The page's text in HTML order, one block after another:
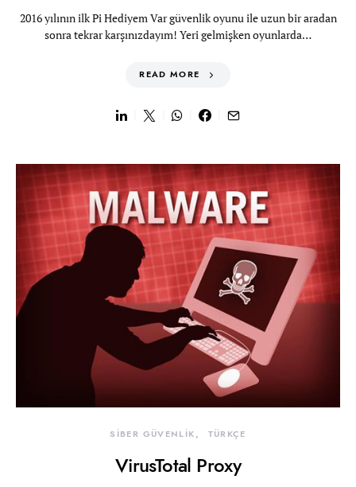
2016 yılının ilk Pi Hediyem Var güvenlik oyunu ile uzun bir aradan
sonra tekrar karşınızdayım! Yeri gelmişken oyunlarda…
READ MORE
SİBER GÜVENLİK TÜRKÇE
VirusTotal Proxy